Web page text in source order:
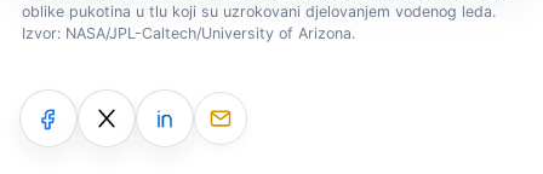
oblike pukotina u tlu koji su uzrokovani djelovanjem vodenog leda.
Izvor: NASA/JPL-Caltech/University of Arizona.